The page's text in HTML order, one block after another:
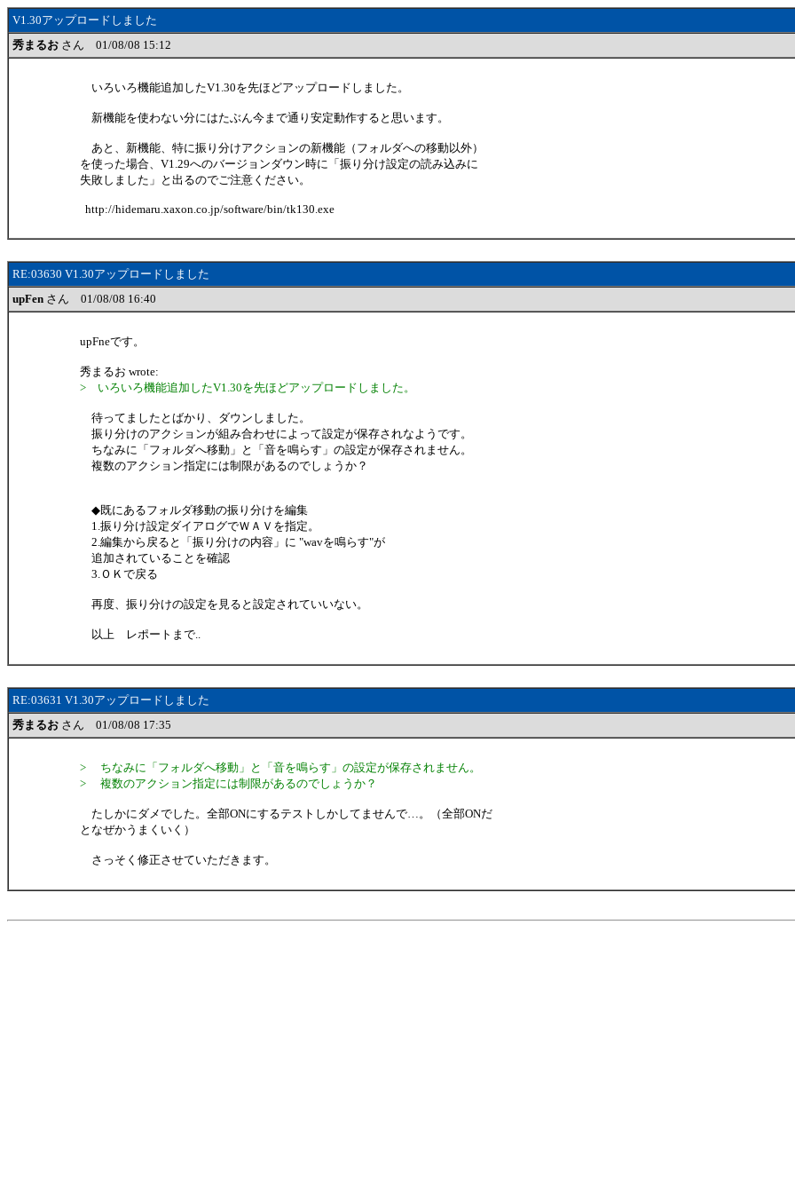
V1.30アップロードしました
秀まるお さん 01/08/08 15:12
いろいろ機能追加したV1.30を先ほどアップロードしました。
新機能を使わない分にはたぶん今まで通り安定動作すると思います。
あと、新機能、特に振り分けアクションの新機能（フォルダへの移動以外）
を使った場合、V1.29へのバージョンダウン時に「振り分け設定の読み込みに
失敗しました」と出るのでご注意ください。
http://hidemaru.xaxon.co.jp/software/bin/tk130.exe
RE:03630 V1.30アップロードしました
upFen さん 01/08/08 16:40
upFneです。
秀まるお wrote:
> いろいろ機能追加したV1.30を先ほどアップロードしました。
待ってましたとばかり、ダウンしました。
振り分けのアクションが組み合わせによって設定が保存されなようです。
ちなみに「フォルダへ移動」と「音を鳴らす」の設定が保存されません。
複数のアクション指定には制限があるのでしょうか？
◆既にあるフォルダ移動の振り分けを編集
1.振り分け設定ダイアログでＷＡＶを指定。
2.編集から戻ると「振り分けの内容」に "wavを鳴らす"が
追加されていることを確認
3.ＯＫで戻る
再度、振り分けの設定を見ると設定されていいない。
以上 レポートまで..
RE:03631 V1.30アップロードしました
秀まるお さん 01/08/08 17:35
> ちなみに「フォルダへ移動」と「音を鳴らす」の設定が保存されません。
> 複数のアクション指定には制限があるのでしょうか？
たしかにダメでした。全部ONにするテストしかしてませんで…。（全部ONだ
となぜかうまくいく）
さっそく修正させていただきます。